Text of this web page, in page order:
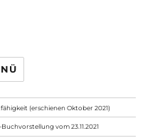
(erschienen Oktober 2021)
vom 23.11.2021